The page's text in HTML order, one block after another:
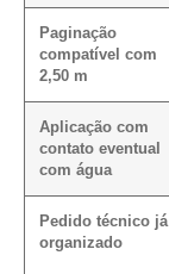
Paginação
compatível com
2,50 m
Aplicação com
contato eventual
com água
Pedido técnico já
organizado